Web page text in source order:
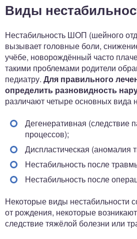
Виды
Нестабильность ШОП (шейного
вызывает головные боли,
учёбе, новорождённый часто
такими проблемами родители
педиатру. Для правильного
определить разновидность
различают четыре основных вида
Дегенеративная (следствие
процессов);
Диспластическая (аномалия
Нестабильность после
Нестабильность после
Некоторые виды нестабильности
от рождения, некоторые
следствие тяжёлой болезни или